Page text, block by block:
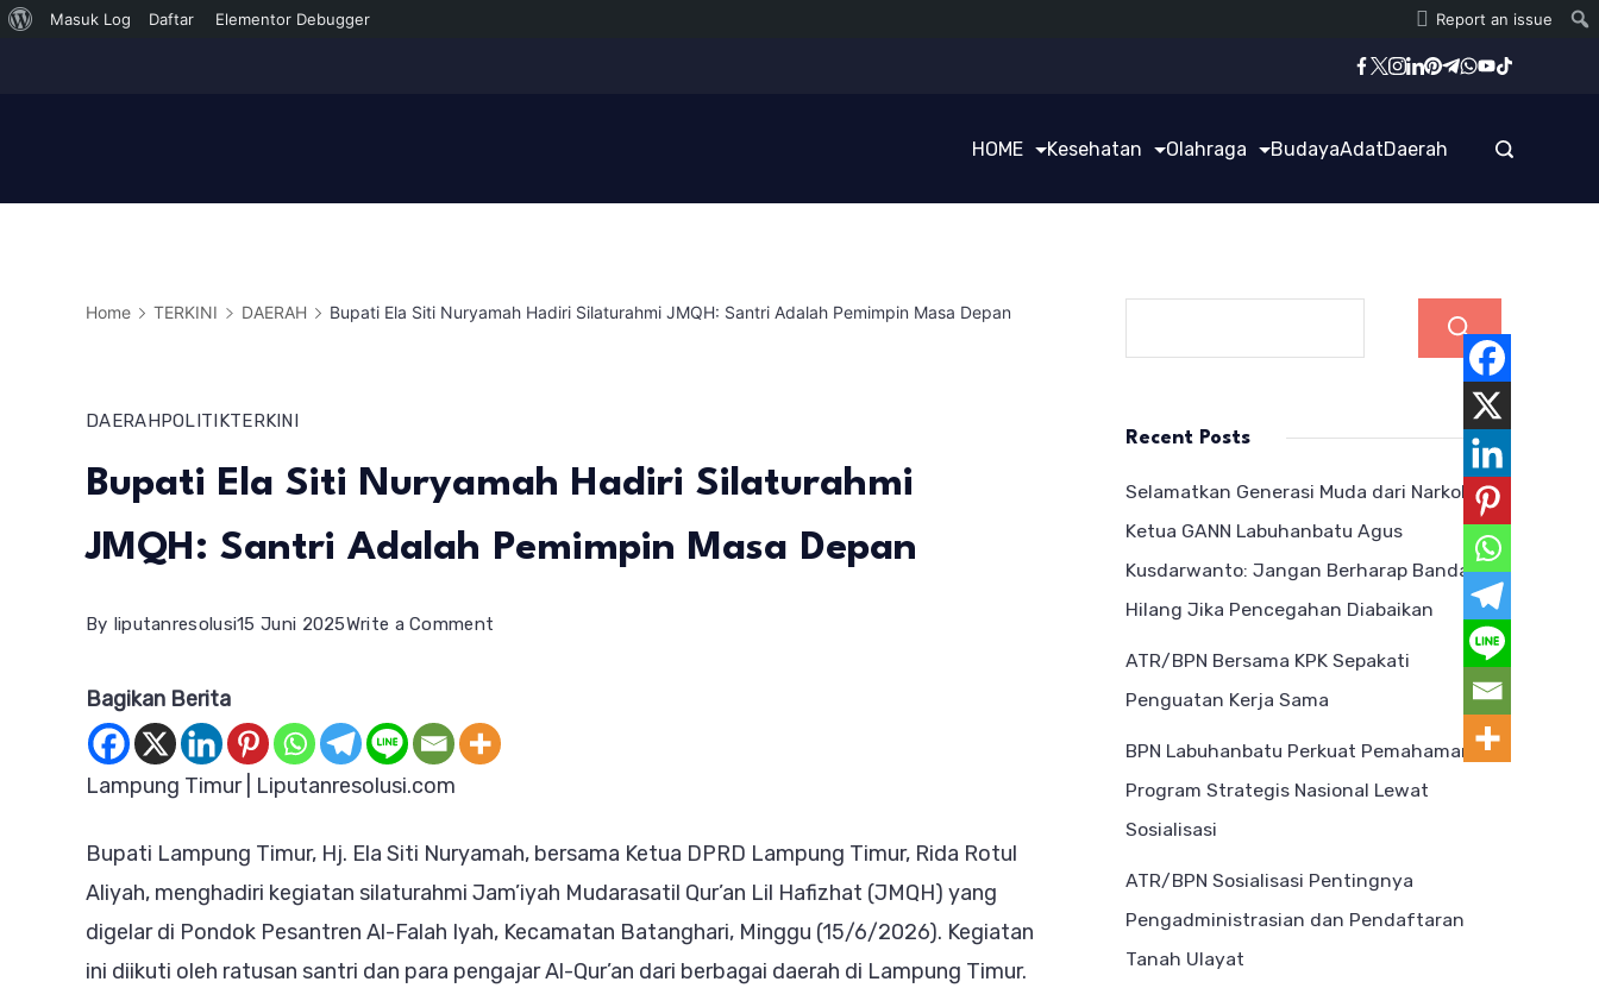
Tentang
Masuk Log Daftar Elementor Debugger Report an issue
HOME Kesehatan Olahraga BudayaAdatDaerah
Home TERKINI DAERAH Bupati Ela Siti Nuryamah Hadiri Silaturahmi JMQH: Santri Adalah Pemimpin Masa Depan
DAERAHPOLITIKTERKINI
Bupati Ela Siti Nuryamah Hadiri Silaturahmi
JMQH: Santri Adalah Pemimpin Masa Depan
By liputanresolusi15 Juni 2025Write a Comment
Siti
Silaturahmi
JMQH:
Santri
Adalah
Bagikan Berita
Lampung Timur | Liputanresolusi.com
Bupati Lampung Timur, Hj. Ela Siti Nuryamah, bersama Ketua DPRD Lampung Timur, Rida Rotul
Aliyah, menghadiri kegiatan silaturahmi Jam’iyah Mudarasatil Qur’an Lil Hafizhat (JMQH) yang
digelar di Pondok Pesantren Al-Falah Iyah, Kecamatan Batanghari, Minggu (15/6/2026). Kegiatan
ini diikuti oleh ratusan santri dan para pengajar Al-Qur’an dari berbagai daerah di Lampung Timur.
Recent Posts
Selamatkan Generasi Muda dari Narkoba,
Ketua GANN Labuhanbatu Agus
Kusdarwanto: Jangan Berharap Bandar
Hilang Jika Pencegahan Diabaikan
ATR/BPN Bersama KPK Sepakati
Penguatan Kerja Sama
BPN Labuhanbatu Perkuat Pemahaman
Program Strategis Nasional Lewat
Sosialisasi
ATR/BPN Sosialisasi Pentingnya
Pengadministrasian dan Pendaftaran
Tanah Ulayat